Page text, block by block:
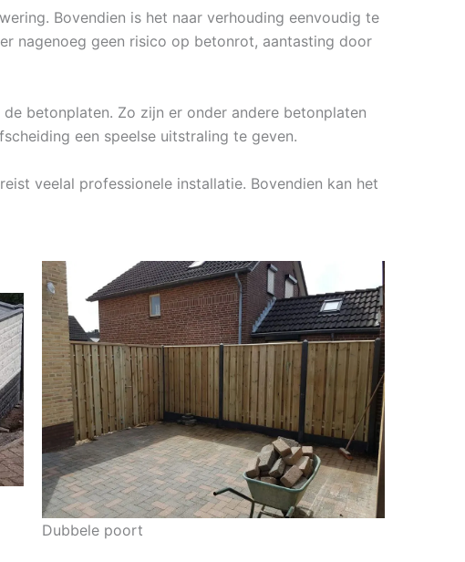
Bovendien is het naar verhouding eenvoudig te
nagenoeg geen risico op betonrot, aantasting door
betonplaten. Zo zijn er onder andere betonplaten
een speelse uitstraling te geven.
veelal professionele installatie. Bovendien kan het
Dubbele poort